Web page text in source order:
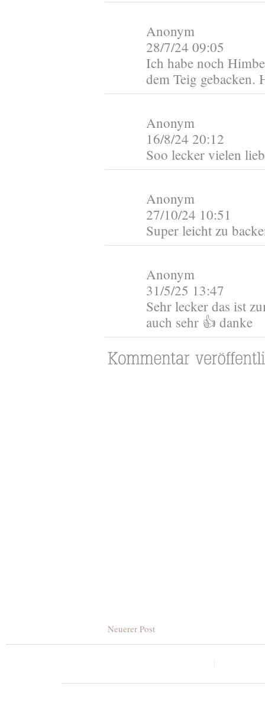
Anonym
28/7/24 09:05
Ich habe noch
dem Teig
Anonym
16/8/24 20:12
Soo lecker vielen
Anonym
27/10/24 10:51
Super leicht zu
Anonym
31/5/25 13:47
Sehr lecker das ist
auch sehr 👍 danke
Neuerer Post